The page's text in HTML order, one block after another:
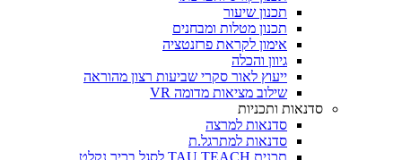
תכנון שיעור
תכנון מטלות ומבחנים
אימון לקראת פרזנטציה
גיוון והכלה
ייעוץ לאור סקרי שביעות רצון מהוראה
שילוב מציאות מדומה VR
סדנאות ותכניות
סדנאות למרצה
סדנאות למתרגל.ת
תכנית TAU TEACH לסגל בכיר נקלט